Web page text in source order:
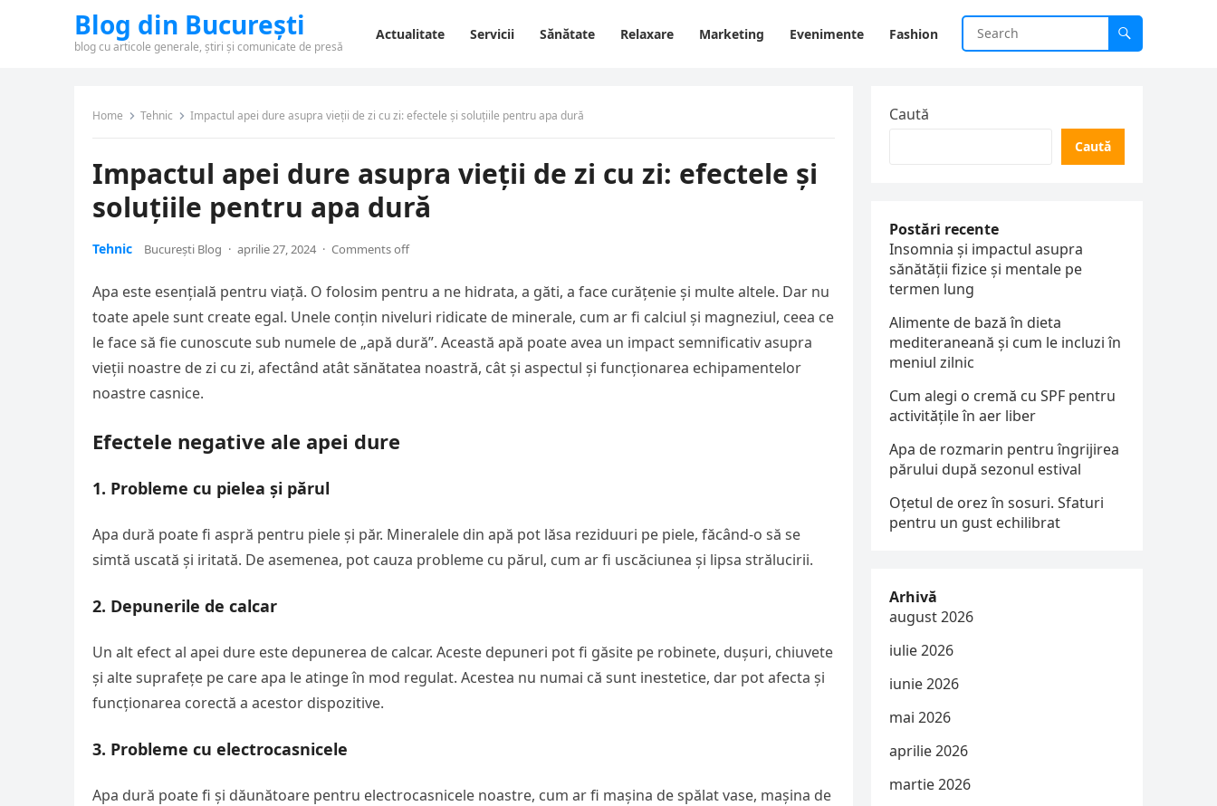
Blog din București
blog cu articole generale, știri și comunicate de presă
Actualitate Servicii Sănătate Relaxare Marketing Evenimente Fashion
Home Tehnic Impactul apei dure asupra vieții de zi cu zi: efectele și soluțiile pentru apa dură
Impactul apei dure asupra vieții de zi cu zi: efectele și
soluțiile pentru apa dură
Tehnic București Blog · aprilie 27, 2024 · Comments off
Apa este esențială pentru viață. O folosim pentru a ne hidrata, a găti, a face curățenie și multe altele. Dar nu
toate apele sunt create egal. Unele conțin niveluri ridicate de minerale, cum ar fi calciul și magneziul, ceea ce
le face să fie cunoscute sub numele de „apă dură”. Această apă poate avea un impact semnificativ asupra
vieții noastre de zi cu zi, afectând atât sănătatea noastră, cât și aspectul și funcționarea echipamentelor
noastre casnice.
Efectele negative ale apei dure
1. Probleme cu pielea și părul
Apa dură poate fi aspră pentru piele și păr. Mineralele din apă pot lăsa reziduuri pe piele, făcând-o să se
simtă uscată și iritată. De asemenea, pot cauza probleme cu părul, cum ar fi uscăciunea și lipsa strălucirii.
2. Depunerile de calcar
Un alt efect al apei dure este depunerea de calcar. Aceste depuneri pot fi găsite pe robinete, dușuri, chiuvete
și alte suprafețe pe care apa le atinge în mod regulat. Acestea nu numai că sunt inestetice, dar pot afecta și
funcționarea corectă a acestor dispozitive.
3. Probleme cu electrocasnicele
Apa dură poate fi și dăunătoare pentru electrocasnicele noastre, cum ar fi mașina de spălat vase, mașina de
Caută
Caută
Postări recente
Insomnia și impactul asupra
sănătății fizice și mentale pe
termen lung
Alimente de bază în dieta
mediteraneană și cum le incluzi în
meniul zilnic
Cum alegi o cremă cu SPF pentru
activitățile în aer liber
Apa de rozmarin pentru îngrijirea
părului după sezonul estival
Oțetul de orez în sosuri. Sfaturi
pentru un gust echilibrat
Arhivă
august 2026
iulie 2026
iunie 2026
mai 2026
aprilie 2026
martie 2026